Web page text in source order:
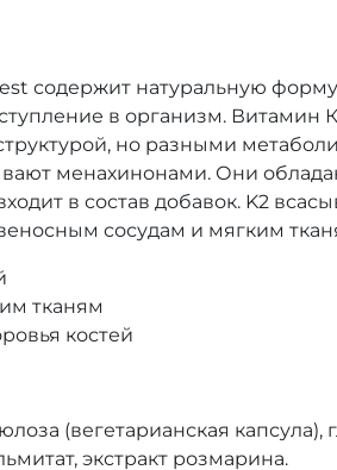
содержит натуральную
в организм. Витамин
но разными
менахинонами. Они
в состав добавок. K2
сосудам и мягким
тканям
костей
(вегетарианская капсула),
экстракт розмарина.